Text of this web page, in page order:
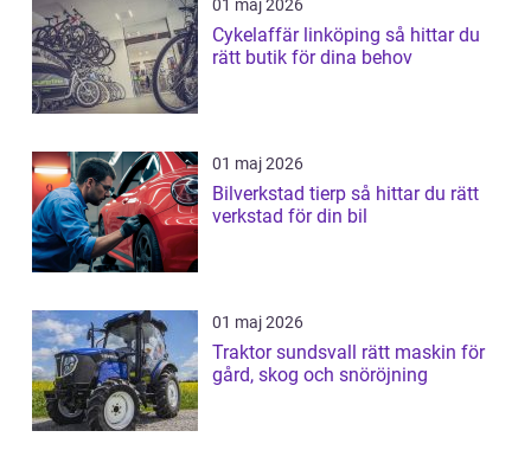
01 maj 2026
Cykelaffär linköping så hittar du
rätt butik för dina behov
01 maj 2026
Bilverkstad tierp så hittar du rätt
verkstad för din bil
01 maj 2026
Traktor sundsvall rätt maskin för
gård, skog och snöröjning